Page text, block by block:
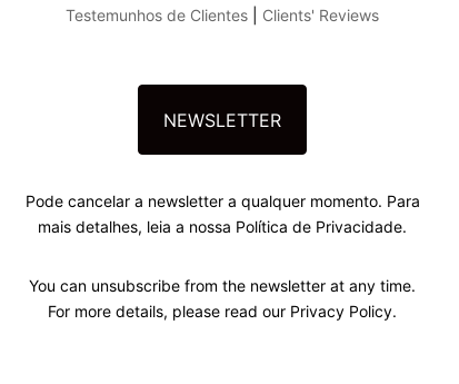
Testemunhos de Clientes Clients' Reviews
NEWSLETTER
Pode cancelar a newsletter a qualquer momento. Para
mais detalhes, leia a nossa Política de Privacidade.
You can unsubscribe from the newsletter at any time.
For more details, please read our Privacy Policy.